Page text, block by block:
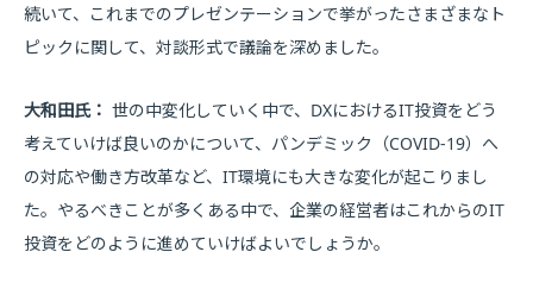
続いて、これまでのプレゼンテーションで挙がったさまざまなト
ピックに関して、対談形式で議論を深めました。
大和田氏： 世の中変化していく中で、DXにおけるIT投資をどう
考えていけば良いのかについて、パンデミック（COVID-19）へ
の対応や働き方改革など、IT環境にも大きな変化が起こりまし
た。やるべきことが多くある中で、企業の経営者はこれからのIT
投資をどのように進めていけばよいでしょうか。